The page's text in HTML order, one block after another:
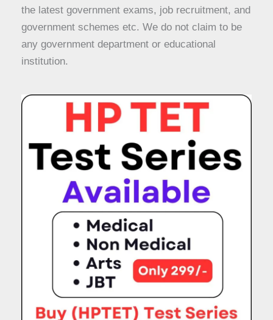
the latest government exams, job recruitment, and
government schemes etc. We do not claim to be
any government department or educational
institution.